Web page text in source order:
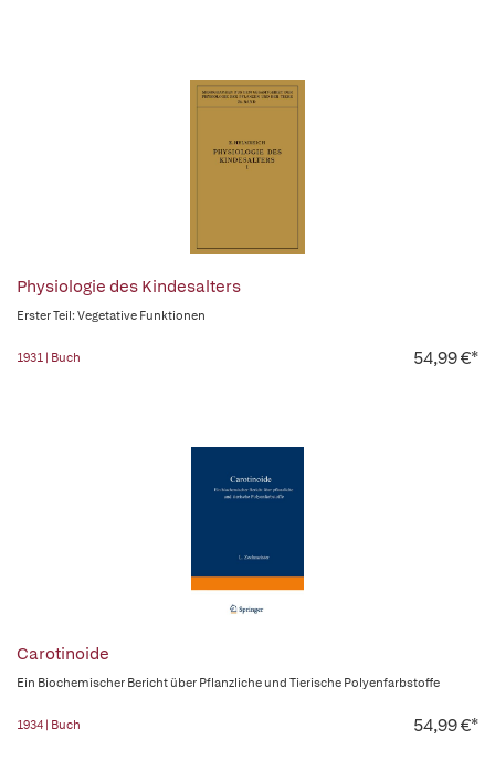
Physiologie des Kindesalters
Erster Teil: Vegetative Funktionen
1931 | Buch 54,99 €*
Carotinoide
Ein Biochemischer Bericht über Pflanzliche und Tierische Polyenfarbstoffe
1934 | Buch 54,99 €*